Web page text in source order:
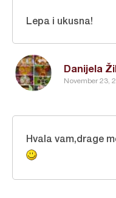
Danijela
November 23,
Lepa i ukusna!
Hvala vam,drage